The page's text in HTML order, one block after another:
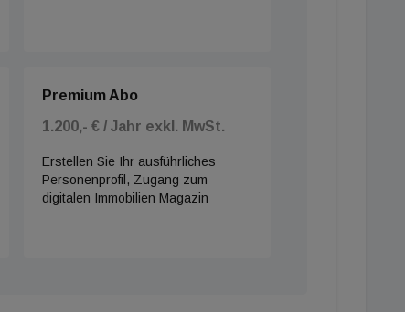
Premium Abo
1.200,- € / Jahr exkl. MwSt.
Erstellen Sie Ihr ausführliches
Personenprofil, Zugang zum
digitalen Immobilien Magazin